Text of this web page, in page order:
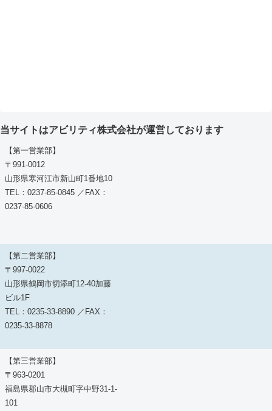
当サイトはアビリティ株式会社が運営しております
【第一営業部】
〒991-0012
山形県寒河江市新山町1番地10
TEL：0237-85-0845 ／FAX：
0237-85-0606
【第二営業部】
〒997-0022
山形県鶴岡市切添町12-40加藤
ビル1F
TEL：0235-33-8890 ／FAX：
0235-33-8878
【第三営業部】
〒963-0201
福島県郡山市大槻町字中野31-1-
101